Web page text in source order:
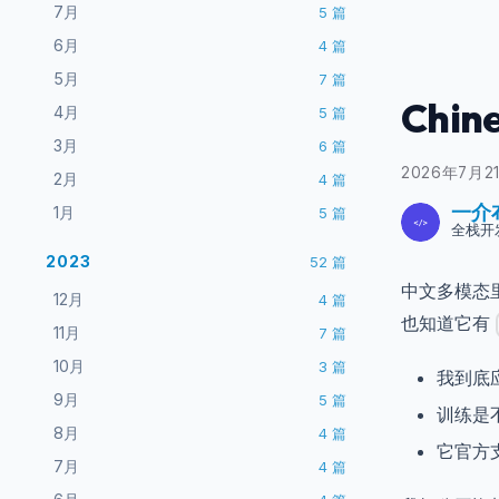
7月 5 篇
6月 4 篇
5月 7 篇
4月 5 篇
3月 6 篇
2月 4 篇
1月 5 篇
2023 52 篇
12月 4 篇
11月 7 篇
10月 3 篇
9月 5 篇
8月 4 篇
7月 4 篇
2026年7月
一介
全栈开
中文多模态
也知道它有
我到底
训练是
它官方